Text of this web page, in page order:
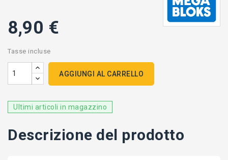
8,90 €
Tasse incluse
AGGIUNGI AL CARRELLO
Ultimi articoli in magazzino
Descrizione del prodotto